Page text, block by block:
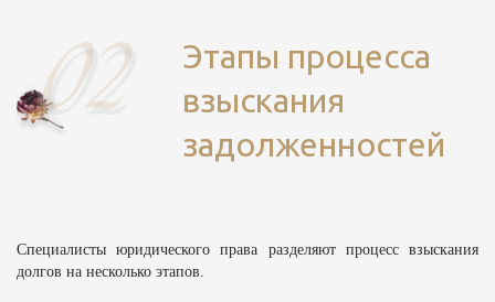
Этапы процесса
взыскания
задолженностей
Специалисты юридического права разделяют процесс взыскания
долгов на несколько этапов.